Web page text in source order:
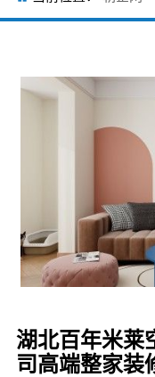
湖北百年米莱
司高端整家装